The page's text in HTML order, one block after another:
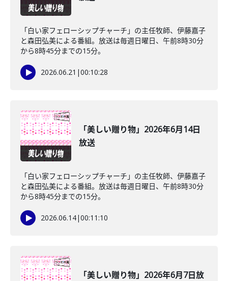
「白い家フェローシップチャーチ」の主任牧師、伊藤嘉子
と森田弘美による番組。放送は毎週日曜日、午前8時30分
から8時45分までの15分。
2026.06.21 |00:10:28
「美しい贈り物」2026年6月14日
放送
「白い家フェローシップチャーチ」の主任牧師、伊藤嘉子
と森田弘美による番組。放送は毎週日曜日、午前8時30分
から8時45分までの15分。
2026.06.14|00:11:10
「美しい贈り物」2026年6月7日放